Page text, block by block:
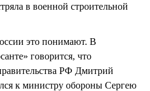
в военной строительной
это понимают. В
говорится, что
РФ Дмитрий
к министру обороны Сергею